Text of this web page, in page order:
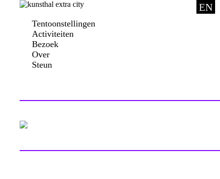
Tentoonstellingen
Activiteiten
Bezoek
Over
Steun
EN